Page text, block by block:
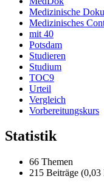
Medizinische
Medizinisches
mit 40
Potsdam
Studieren
Studium
TOC9
Urteil
Vergleich
Vorbereitungskurs
Statistik
66 Themen
215 Beiträge